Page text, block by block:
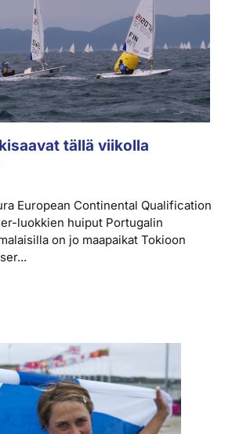
tällä viikolla
European Continental Qualification
luokkien huiput Portugalin
on jo maapaikat Tokioon